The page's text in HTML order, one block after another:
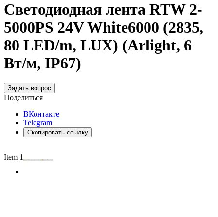
Светодиодная лента RTW 2-
5000PS 24V White6000 (2835,
80 LED/m, LUX) (Arlight, 6
Вт/м, IP67)
Задать вопрос
Поделиться
ВКонтакте
Telegram
Скопировать ссылку
Item 1 of 4